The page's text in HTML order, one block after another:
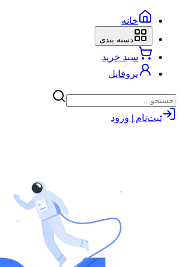
خانه
دسته بندی
سبد خرید
پروفایل
ثبت‌نام | ورود